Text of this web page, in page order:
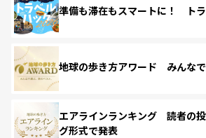
準備も滞在もスマートに！ ト
地球の歩き方アワード みんなで
エアラインランキング 読者の
グ形式で発表